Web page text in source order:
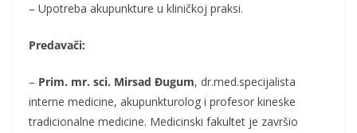
– Upotreba akupunkture u kliničkoj praksi.
Predavači:
– Prim. mr. sci. Mirsad Đugum, dr.med.specijalista
interne medicine, akupunkturolog i profesor kineske
tradicionalne medicine. Medicinski fakultet je završio